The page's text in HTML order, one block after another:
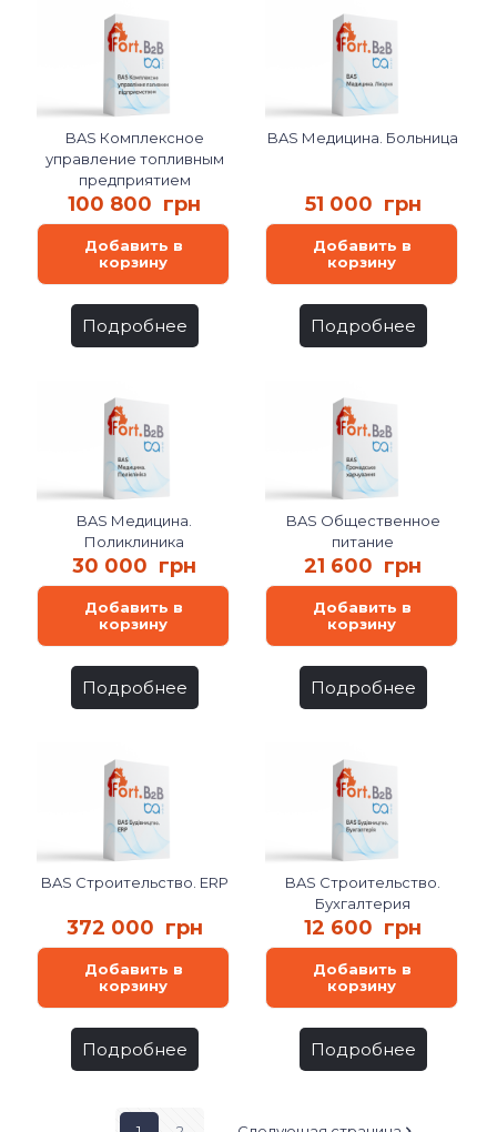
BAS Комплексное
управление топливным
предприятием
100 800 грн
Добавить в
корзину
Подробнее
BAS Медицина. Больница
51 000 грн
Добавить в
корзину
Подробнее
BAS Медицина.
Поликлиника
30 000 грн
Добавить в
корзину
Подробнее
BAS Общественное
питание
21 600 грн
Добавить в
корзину
Подробнее
BAS Строительство. ERP
372 000 грн
Добавить в
корзину
Подробнее
BAS Строительство.
Бухгалтерия
12 600 грн
Добавить в
корзину
Подробнее